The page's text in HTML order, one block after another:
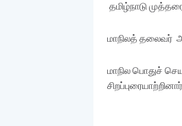
தமிழ்நாடு
மாநிலத் தலைவர்
மாநில பொதுச்